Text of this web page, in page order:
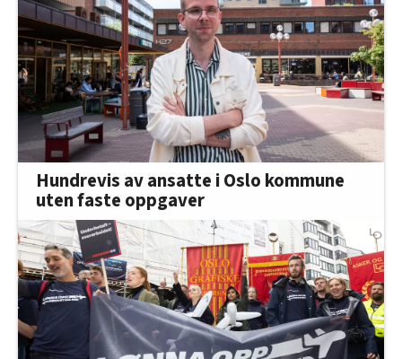
innenfor analyse og annonsering. Disse er angitt i
oversikten lengre ned på denne siden.
Hundrevis av ansatte i Oslo kommune
uten faste oppgaver